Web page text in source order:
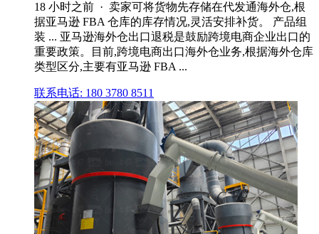
18 小时之前 · 卖家可将货物先存储在代发通海外仓,根
据亚马逊 FBA 仓库的库存情况,灵活安排补货。 产品组
装 ... 亚马逊海外仓出口退税是鼓励跨境电商企业出口的
重要政策。目前,跨境电商出口海外仓业务,根据海外仓库
类型区分,主要有亚马逊 FBA ...
联系电话: 180 3780 8511